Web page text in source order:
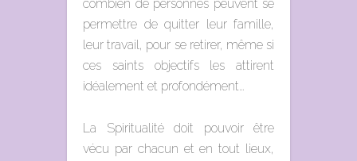
combien de personnes peuvent se
permettre de quitter leur famille,
leur travail, pour se retirer, même si
ces saints objectifs les attirent
idéalement et profondément…
La Spiritualité doit pouvoir être
vécu par chacun et en tout lieux,